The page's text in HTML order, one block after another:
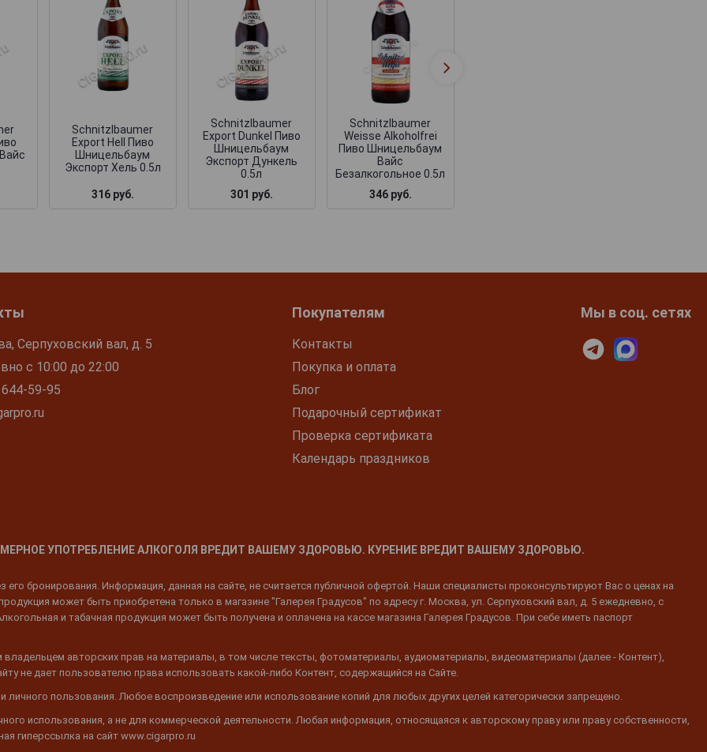
Schnitzlbaumer
Export Hell Пиво
Шницельбаум
Экспорт Хель 0.5л
316 руб.
Schnitzlbaumer
Export Dunkel Пиво
Шницельбаум
Экспорт Дункель
0.5л
301 руб.
Schnitzlbaumer
Weisse Alkoholfrei
Пиво Шницельбаум
Вайс
Безалкогольное 0.5л
346 руб.
Серпуховский вал, д. 5
с 10:00 до 22:00
59-95
Покупателям
Контакты
Покупка и оплата
Блог
Подарочный сертификат
Проверка сертификата
Календарь праздников
Мы в соц. сетях
УПОТРЕБЛЕНИЕ АЛКОГОЛЯ ВРЕДИТ ВАШЕМУ ЗДОРОВЬЮ. КУРЕНИЕ ВРЕДИТ ВАШЕМУ ЗДОРОВЬЮ.
бронирования. Информация, данная на сайте, не считается публичной офертой. Наши специалисты проконсультируют Вас о ценах на
может быть приобретена только в магазине "Галерея Градусов" по адресу г. Москва, ул. Серпуховский вал, д. 5 ежедневно, с
и табачная продукция может быть получена и оплачена на кассе магазина Галерея Градусов. При себе иметь паспорт
авторских прав на материалы, в том числе тексты, фотоматериалы, аудиоматериалы, видеоматериалы (далее - Контент),
не дает пользователю права использовать какой-либо Контент, содержащийся на Сайте.
пользования. Любое воспроизведение или использование копий для любых других целей категорически запрещено.
использования, а не для коммерческой деятельности. Любая информация, относящаяся к авторскому праву или праву собственности,
гиперссылка на сайт www.cigarpro.ru